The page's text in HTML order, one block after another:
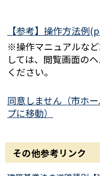
【参考】操作方法例
※操作マニュアルな
しては、閲覧画面の
ください。
同意しません（市ホ
プに移動）
その他参考リンク